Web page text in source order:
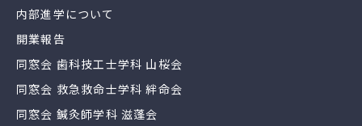
内部進学について
開業報告
同窓会 歯科技工士学科 山桜会
同窓会 救急救命士学科 絆命会
同窓会 鍼灸師学科 滋蓬会